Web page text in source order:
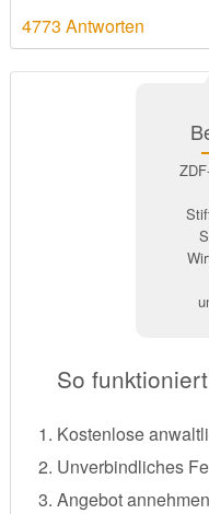
4773 Antworten
So
Kostenlose
Unverbindliches
Angebot